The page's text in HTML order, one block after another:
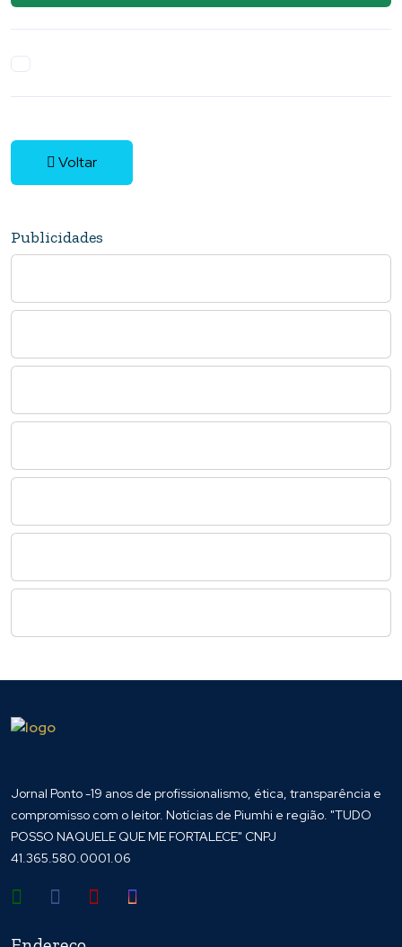
Voltar
Publicidades
Jornal Ponto -19 anos de profissionalismo, ética, transparência e
compromisso com o leitor. Notícias de Piumhi e região. "TUDO
POSSO NAQUELE QUE ME FORTALECE" CNPJ
41.365.580.0001.06